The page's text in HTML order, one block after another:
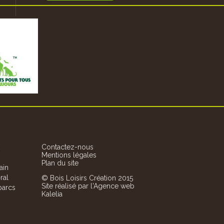
Contactez-nous
Mentions légales
Plan du site
© Bois Loisirs Création 2015
Site réalisé par l'Agence web
Kalelia